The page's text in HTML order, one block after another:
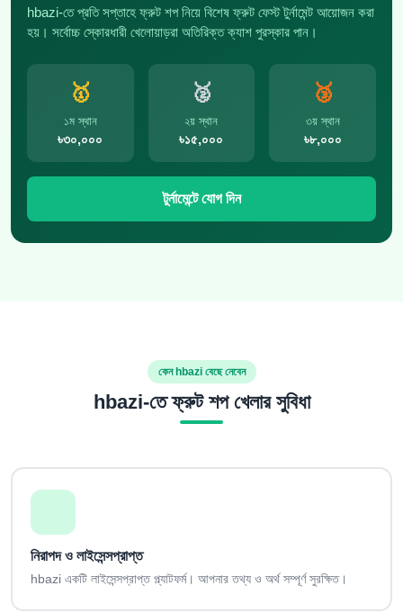
hbazi-তে প্রতি সপ্তাহে ফ্রুট শপ নিয়ে বিশেষ ফ্রুট ফেস্ট টুর্নামেন্ট আয়োজন করা
হয়। সর্বোচ্চ স্কোরধারী খেলোয়াড়রা অতিরিক্ত ক্যাশ পুরস্কার পান।
🥇
১ম স্থান
৳৩০,০০০
🥈
২য় স্থান
৳১৫,০০০
🥉
৩য় স্থান
৳৮,০০০
টুর্নামেন্টে যোগ দিন
কেন hbazi বেছে নেবেন
hbazi-তে ফ্রুট শপ খেলার সুবিধা
নিরাপদ ও লাইসেন্সপ্রাপ্ত
hbazi একটি লাইসেন্সপ্রাপ্ত প্ল্যাটফর্ম। আপনার তথ্য ও অর্থ সম্পূর্ণ সুরক্ষিত।